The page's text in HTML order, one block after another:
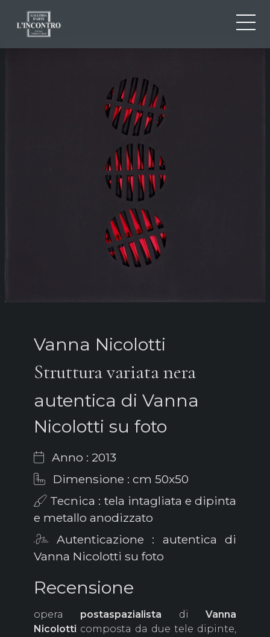
Vanna Nicolotti
Struttura variata nera
autentica di Vanna
Nicolotti su foto
Anno : 2013
Dimensione : cm 50x50
Tecnica : tela intagliata e dipinta
e metallo anodizzato
Autenticazione : autentica di
Vanna Nicolotti su foto
Recensione
opera postaspazialista diVanna
Nicolotti composta da due tele dipinte,